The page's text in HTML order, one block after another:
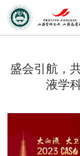
盛会引航，
液学